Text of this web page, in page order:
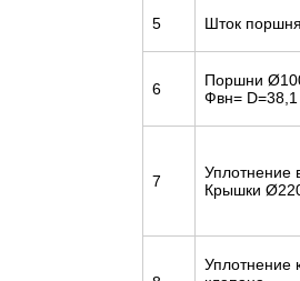
5 Шток
6
Поршни
Фвн=
7
Уплотнение
Крышки
Уплотнение